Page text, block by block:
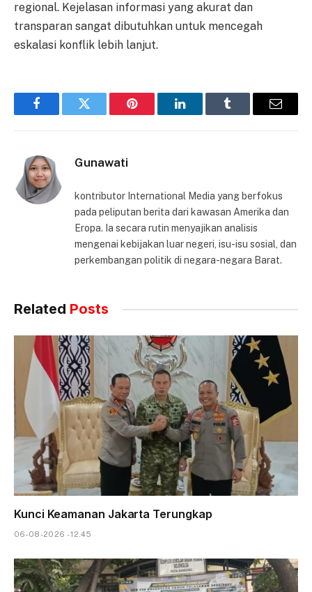
regional. Kejelasan informasi yang akurat dan
transparan sangat dibutuhkan untuk mencegah
eskalasi konflik lebih lanjut.
FacebookTwitter Pinterest LinkedInTumblr Email
Gunawati
kontributor International Media yang berfokus
pada peliputan berita dari kawasan Amerika dan
Eropa. Ia secara rutin menyajikan analisis
mengenai kebijakan luar negeri, isu-isu sosial, dan
perkembangan politik di negara-negara Barat.
Related Posts
Kunci Keamanan Jakarta Terungkap
06-08-2026 - 12.45